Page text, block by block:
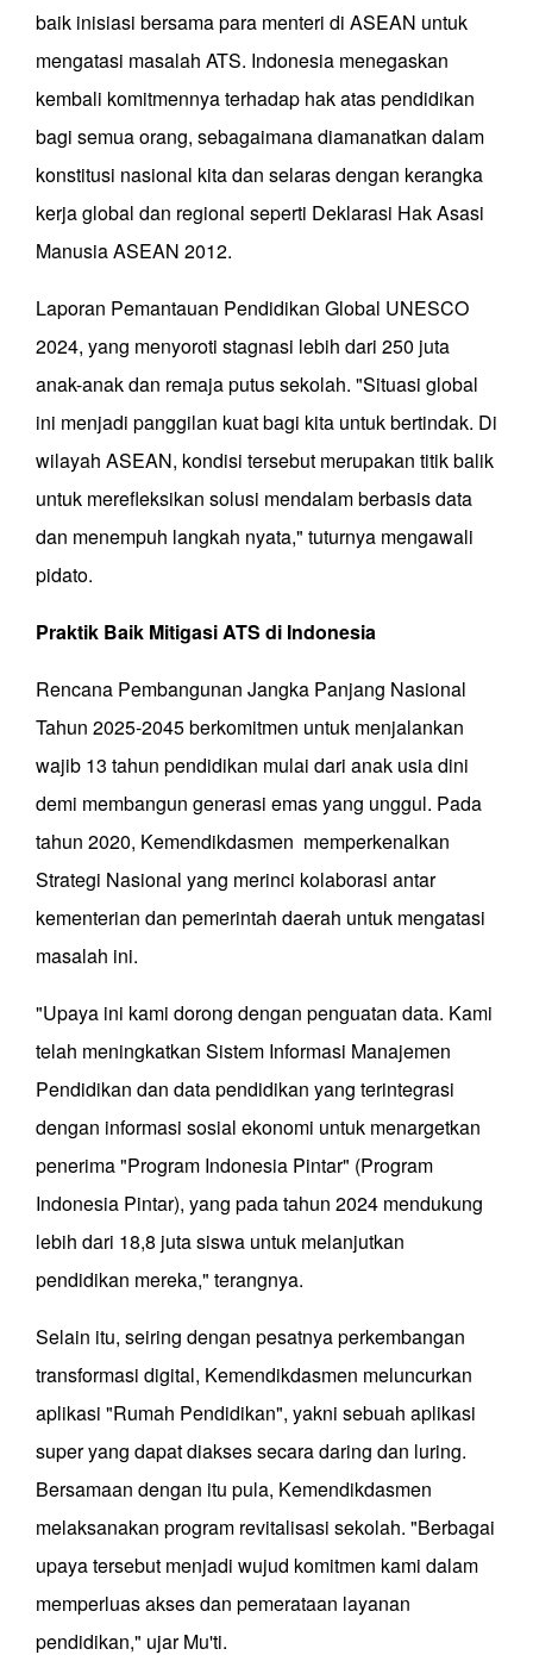
baik inisiasi bersama para menteri di ASEAN untuk
mengatasi masalah ATS. Indonesia menegaskan
kembali komitmennya terhadap hak atas pendidikan
bagi semua orang, sebagaimana diamanatkan dalam
konstitusi nasional kita dan selaras dengan kerangka
kerja global dan regional seperti Deklarasi Hak Asasi
Manusia ASEAN 2012.
Laporan Pemantauan Pendidikan Global UNESCO
2024, yang menyoroti stagnasi lebih dari 250 juta
anak-anak dan remaja putus sekolah. "Situasi global
ini menjadi panggilan kuat bagi kita untuk bertindak. Di
wilayah ASEAN, kondisi tersebut merupakan titik balik
untuk merefleksikan solusi mendalam berbasis data
dan menempuh langkah nyata," tuturnya mengawali
pidato.
Praktik Baik MitigasiATS di Indonesia
Rencana Pembangunan Jangka Panjang Nasional
Tahun 2025-2045 berkomitmen untuk menjalankan
wajib 13 tahun pendidikan mulai dari anak usia dini
demi membangun generasi emas yang unggul. Pada
tahun 2020, Kemendikdasmen memperkenalkan
Strategi Nasional yang merinci kolaborasi antar
kementerian dan pemerintah daerah untuk mengatasi
masalah ini.
"Upaya ini kami dorong dengan penguatan data. Kami
telah meningkatkan Sistem Informasi Manajemen
Pendidikan dan data pendidikan yang terintegrasi
dengan informasi sosial ekonomi untuk menargetkan
penerima "Program Indonesia Pintar" (Program
Indonesia Pintar), yang pada tahun 2024 mendukung
lebih dari 18,8 juta siswa untuk melanjutkan
pendidikan mereka," terangnya.
Selain itu, seiring dengan pesatnya perkembangan
transformasi digital, Kemendikdasmen meluncurkan
aplikasi "Rumah Pendidikan", yakni sebuah aplikasi
super yang dapat diakses secara daring dan luring.
Bersamaan dengan itu pula, Kemendikdasmen
melaksanakan program revitalisasi sekolah. "Berbagai
upaya tersebut menjadi wujud komitmen kami dalam
memperluas akses dan pemerataan layanan
pendidikan," ujar Mu'ti.